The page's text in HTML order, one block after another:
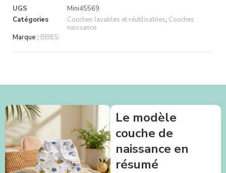
UGS
Mini45569
Catégories
Couches lavables et réutilisables, Couches
naissance
Marque : BBIES
Le modèle
couche de
naissance en
résumé